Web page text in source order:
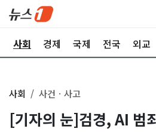
사회 경제 국제 전국 외교
사회 사건ㆍ사고
[기자의 눈]검경, AI 범